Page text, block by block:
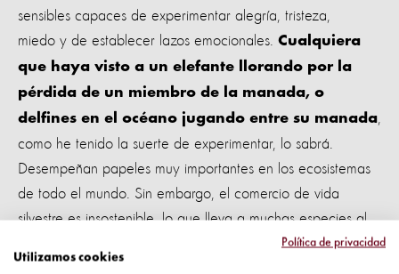
sensibles capaces de experimentar alegría, tristeza,
miedo y de establecer lazos emocionales. Cualquiera
que haya visto a un elefante llorando por la
pérdida de un miembro de la manada, o
delfines en el océano jugando entre su manada
como he tenido la suerte de experimentar, lo sabrá.
Desempeñan papeles muy importantes en los ecosistemas
de todo el mundo. Sin embargo, el comercio de vida
silvestre es insostenible, lo que lleva a muchas especies al
borde de la extinción, y esto se vuelve más grave aPolítica de privacidad
Utilizamos cookies